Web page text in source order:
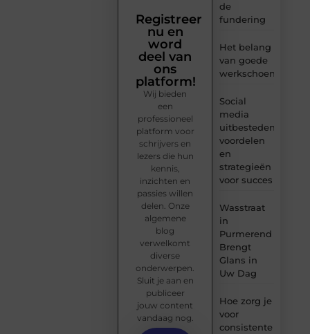
de
fundering
Het belang
van goede
werkschoenen
Social
media
uitbesteden:
voordelen
en
strategieën
voor succes
Wasstraat
in
Purmerend
Brengt
Glans in
Uw Dag
Hoe zorg je
voor
consistente
Registreer
nu en
word
deel van
ons
platform!
Wij bieden
een
professioneel
platform voor
schrijvers en
lezers die hun
kennis,
inzichten en
passies willen
delen. Onze
algemene
blog
verwelkomt
diverse
onderwerpen.
Sluit je aan en
publiceer
jouw content
vandaag nog.